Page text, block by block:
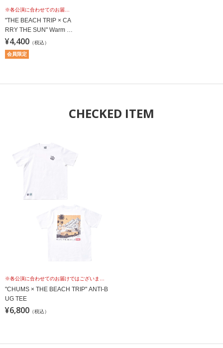
※各公演に合わせてのお届けではございませんこと、予めご理解の上、お買い求めください。
"THE BEACH TRIP × CA
RRY THE SUN" Warm Li
ght / LOSL limited
¥4,400 （税込）
会員限定
CHECKED ITEM
"CHUMS × THE BEACH TRIP" ANTI-B
UG TEE
¥6,800 （税込）